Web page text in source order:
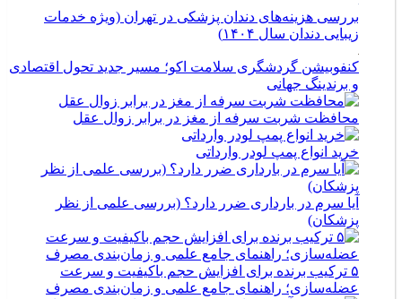
بررسی هزینه‌های دندان پزشکی در تهران (ویژه خدمات
زیبایی دندان سال ۱۴۰۴)
کنفوبیشن گردشگری سلامت اکو؛ مسیر جدید تحول اقتصادی
و برندینگ جهانی
محافظت شربت سرفه از مغز در برابر زوال عقل
خرید انواع پمپ لودر وارداتی
آیا سرم در بارداری ضرر دارد؟ (بررسی علمی از نظر
پزشکان)
۵ ترکیب برنده برای افزایش حجم باکیفیت و سرعت
عضله‌سازی؛ راهنمای جامع علمی و زمان‌بندی مصرف